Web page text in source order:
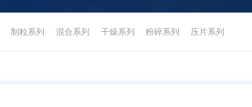
制粒系列 混合系列 干燥系列 粉碎系列 压片系列